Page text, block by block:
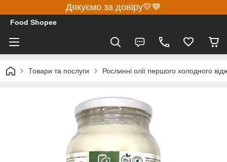
Дякуємо за довіру💛💙
Food Shopee
Товари та послуги Рослинні олії першого холодного